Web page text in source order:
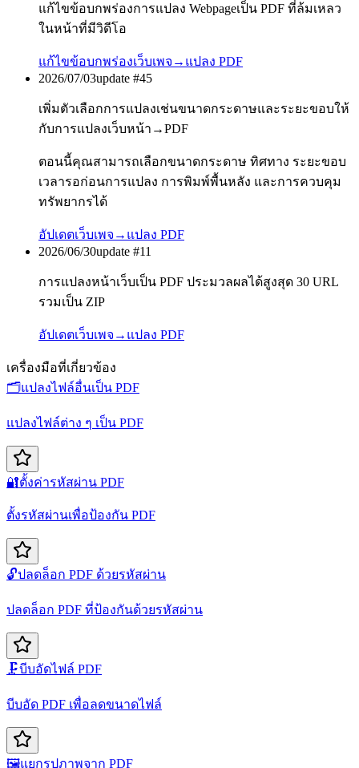
แก้ไขข้อบกพร่องการแปลง Webpageเป็น PDF ที่ล้มเหลว
ในหน้าที่มีวิดีโอ
แก้ไขข้อบกพร่องเว็บเพจ→แปลง PDF
2026/07/03update #45
เพิ่มตัวเลือกการแปลงเช่นขนาดกระดาษและระยะขอบให้
กับการแปลงเว็บหน้า→PDF
ตอนนี้คุณสามารถเลือกขนาดกระดาษ ทิศทาง ระยะขอบ
เวลารอก่อนการแปลง การพิมพ์พื้นหลัง และการควบคุม
ทรัพยากรได้
อัปเดตเว็บเพจ→แปลง PDF
2026/06/30update #11
การแปลงหน้าเว็บเป็น PDF ประมวลผลได้สูงสุด 30 URL
รวมเป็น ZIP
อัปเดตเว็บเพจ→แปลง PDF
เครื่องมือที่เกี่ยวข้อง
🗂️แปลงไฟล์อื่นเป็น PDF
แปลงไฟล์ต่าง ๆ เป็น PDF
🔐ตั้งค่ารหัสผ่าน PDF
ตั้งรหัสผ่านเพื่อป้องกัน PDF
🔓ปลดล็อก PDF ด้วยรหัสผ่าน
ปลดล็อก PDF ที่ป้องกันด้วยรหัสผ่าน
🗜️บีบอัดไฟล์ PDF
บีบอัด PDF เพื่อลดขนาดไฟล์
🖼️แยกรูปภาพจาก PDF